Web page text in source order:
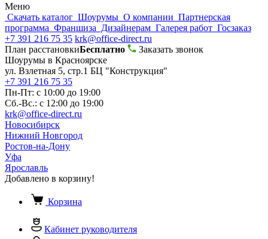
Меню
Скачать каталог Шоурумы О компании Партнерская
программа Франшиза Дизайнерам Галерея работ Госзаказ
+7 391 216 75 35 krk@office-direct.ru
План расстановкиБесплатно
Заказать звонок
Шоурумы в Красноярске
ул. Взлетная 5, стр.1 БЦ "Конструкция"
+7 391 216 75 35
Пн-Пт: с 10:00 до 19:00
Сб.-Вс.: с 12:00 до 19:00
krk@office-direct.ru
Новосибирск
Нижний Новгород
Ростов-на-Дону
Уфа
Ярославль
Добавлено в корзину!
Корзина
Кабинет руководителя